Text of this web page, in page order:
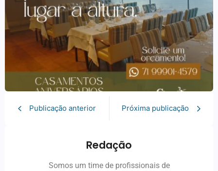
Publicação anterior Próxima publicação
Redação
Somos um time de profissionais de